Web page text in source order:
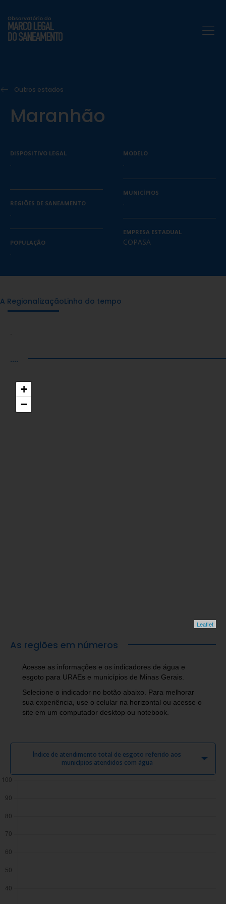
Outros estados
Maranhão
DISPOSITIVO LEGAL
.
REGIÕES DE SANEAMENTO
.
POPULAÇÃO
.
MODELO
.
MUNICÍPIOS
.
EMPRESA ESTADUAL
COPASA
A RegionalizaçãoLinha do tempo
....
+
−
Leaflet
As regiões em números
Acesse as informações e os indicadores de água e
esgoto para URAEs e municípios de Minas Gerais.
Selecione o indicador no botão abaixo. Para melhorar
sua experiência, use o celular na horizontal ou acesse o
site em um computador desktop ou notebook.
Índice de atendimento total de esgoto referido aos
municípios atendidos com água